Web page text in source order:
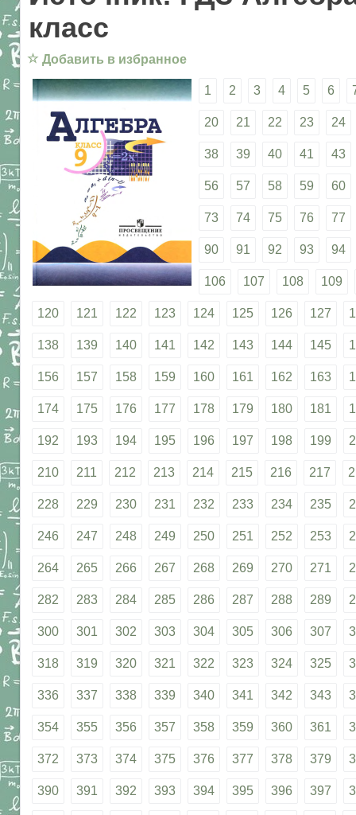
класс
☆ Добавить в избранное
1 2 3 4 5 6
20 21 22 23 24
38 39 40 41 43
56 57 58 59 60
73 74 75 76 77
90 91 92 93 94
106 107 108 109
120 121 122 123 124 125 126 127
138 139 140 141 142 143 144 145
156 157 158 159 160 161 162 163
174 175 176 177 178 179 180 181
192 193 194 195 196 197 198 199
210 211 212 213 214 215 216 217
228 229 230 231 232 233 234 235
246 247 248 249 250 251 252 253
264 265 266 267 268 269 270 271
282 283 284 285 286 287 288 289
300 301 302 303 304 305 306 307
318 319 320 321 322 323 324 325
336 337 338 339 340 341 342 343
354 355 356 357 358 359 360 361
372 373 374 375 376 377 378 379
390 391 392 393 394 395 396 397